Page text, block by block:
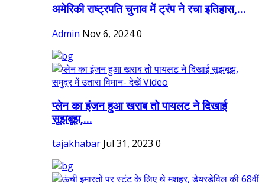
अमेरिकी राष्ट्रपति चुनाव में ट्रंप ने रचा इतिहास,...
Admin Nov 6, 20240
प्लेन का इंजन हुआ खराब तो पायलट ने दिखाई
सूझबूझ,...
tajakhabar Jul 31, 2023 0